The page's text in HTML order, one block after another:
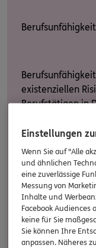
existenziellen
Berufstätigen in
Doch der
Sie keiner
können. Und
Lebensstandard
Einstellungen
Wenn Sie auf "Alle
und ähnlichen
eine zuverlässige
Messung von
Inhalte und
Facebook Audiences
keine für Sie
Sie können Ihre
anpassen. Näheres